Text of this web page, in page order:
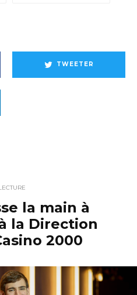
TWEETER
la main à
la Direction
2000